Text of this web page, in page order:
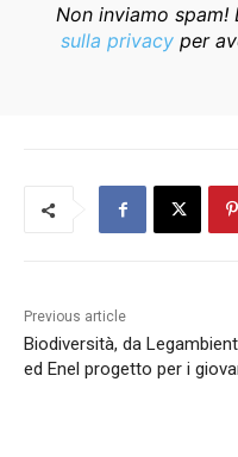
Non inviamo spam!
sulla privacyper
Previous article
Biodiversità, da
ed Enel progetto per i